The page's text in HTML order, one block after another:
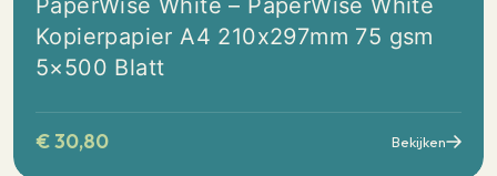
PaperWise White – PaperWise White
Kopierpapier A4 210x297mm 75 gsm
5×500 Blatt
€30,80 Bekijken